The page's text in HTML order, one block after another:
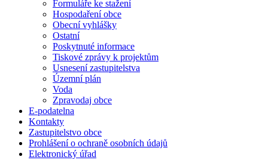
Formuláře ke stažení
Hospodaření obce
Obecní vyhlášky
Ostatní
Poskytnuté informace
Tiskové zprávy k projektům
Usnesení zastupitelstva
Územní plán
Voda
Zpravodaj obce
E-podatelna
Kontakty
Zastupitelstvo obce
Prohlášení o ochraně osobních údajů
Elektronický úřad